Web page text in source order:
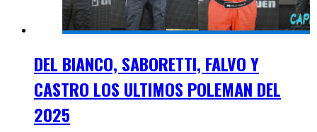
DEL BIANCO, SABORETTI, FALVO Y
CASTRO LOS ULTIMOS POLEMAN DEL
2025